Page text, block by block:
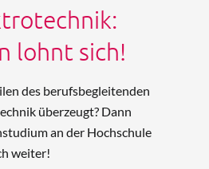
lohnt sich!
des berufsbegleitenden
überzeugt? Dann
an der Hochschule
weiter!